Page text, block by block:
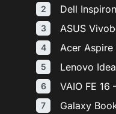
Dell
ASUS
Acer
Lenovo
VAIO FE 16
Galaxy